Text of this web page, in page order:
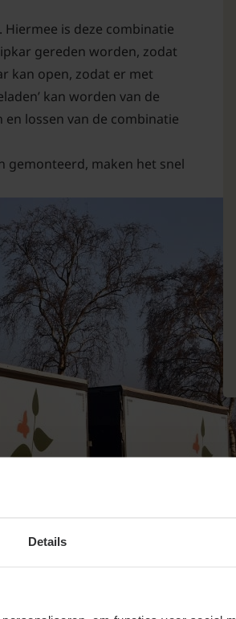
Details
is deze combinatie
gereden worden, zodat
kan open, zodat er met
kan worden van de
lossen van de combinatie
gemonteerd, maken het snel